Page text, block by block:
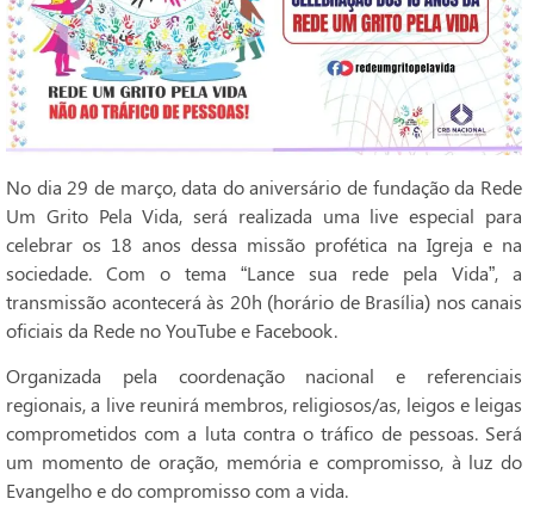
No dia 29 de março, data do aniversário de fundação da Rede
Um Grito Pela Vida, será realizada uma live especial para
celebrar os 18 anos dessa missão profética na Igreja e na
sociedade. Com o tema “Lance sua rede pela Vida”, a
transmissão acontecerá às 20h (horário de Brasília) nos canais
oficiais da Rede no YouTube e Facebook.
Organizada pela coordenação nacional e referenciais
regionais, a live reunirá membros, religiosos/as, leigos e leigas
comprometidos com a luta contra o tráfico de pessoas. Será
um momento de oração, memória e compromisso, à luz do
Evangelho e do compromisso com a vida.